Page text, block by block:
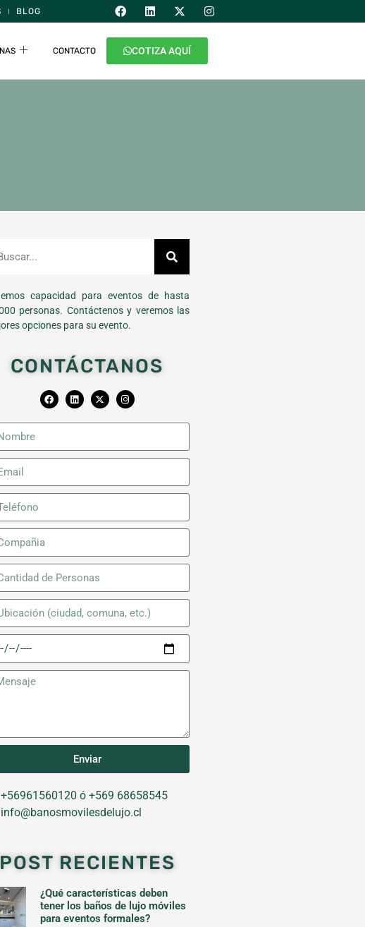
BLOG
CONTACTO COTIZA AQUÍ
capacidad para eventos de hasta
personas. Contáctenos y veremos las
opciones para su evento.
CONTÁCTANOS
Enviar
+56961560120 ó +569 68658545
info@banosmovilesdelujo.cl
POST RECIENTES
¿Qué características deben
tener los baños de lujo móviles
para eventos formales?